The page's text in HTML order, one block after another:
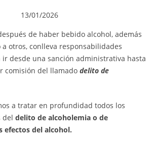
13/01/2026
de haber bebido alcohol, además
otros, conlleva responsabilidades
ir desde una sanción administrativa hasta
comisión del llamado delito de
a tratar en profundidad todos los
del delito de alcoholemia o de
efectos del alcohol.